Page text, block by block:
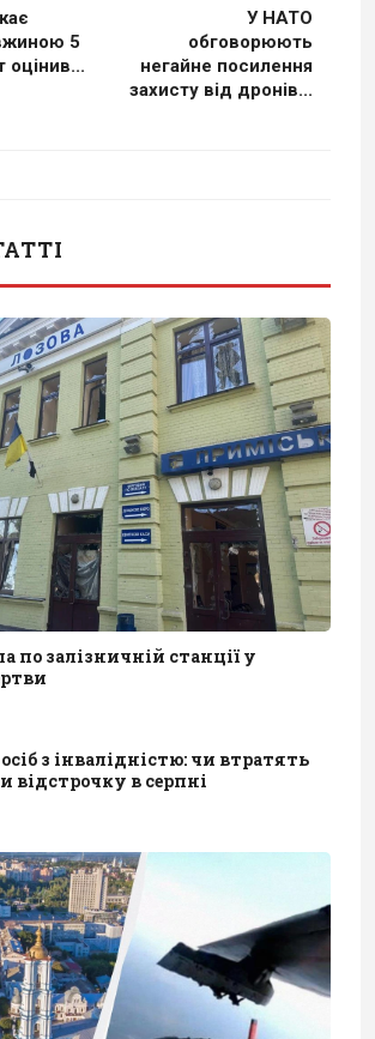
5
оцінив...
У НАТО
обговорюють
негайне посилення
захисту від дронів...
по залізничній станції у
з інвалідністю: чи втратять
відстрочку в серпні